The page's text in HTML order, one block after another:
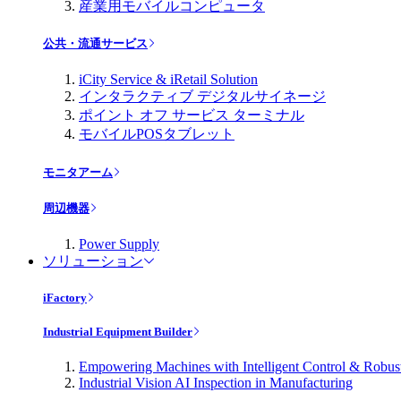
産業用モバイルコンピュータ
公共・流通サービス
iCity Service & iRetail Solution
インタラクティブ デジタルサイネージ
ポイント オフ サービス ターミナル
モバイルPOSタブレット
モニタアーム
周辺機器
Power Supply
ソリューション
iFactory
Industrial Equipment Builder
Empowering Machines with Intelligent Control &
Industrial Vision AI Inspection in Manufacturing